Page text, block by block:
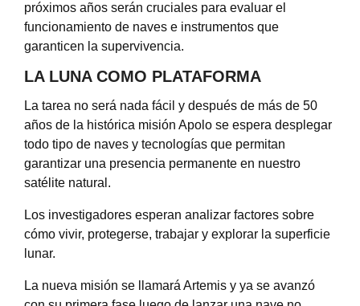
próximos años serán cruciales para evaluar el
funcionamiento de naves e instrumentos que
garanticen la supervivencia.
LA LUNA COMO PLATAFORMA
La tarea no será nada fácil y después de más de 50
años de la histórica misión Apolo se espera desplegar
todo tipo de naves y tecnologías que permitan
garantizar una presencia permanente en nuestro
satélite natural.
Los investigadores esperan analizar factores sobre
cómo vivir, protegerse, trabajar y explorar la superficie
lunar.
La nueva misión se llamará Artemis y ya se avanzó